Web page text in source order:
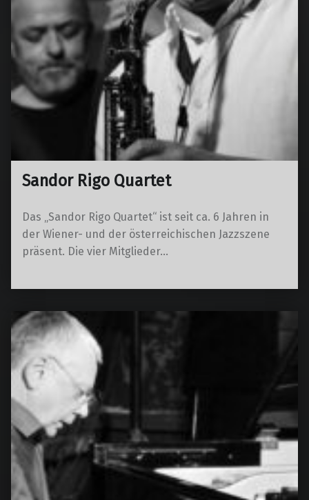
Sandor Rigo Quartet
Das „Sandor Rigo Quartet“ ist seit ca. 6 Jahren in
der Wiener- und der österreichischen Jazzszene
präsent. Die vier Mitglieder…